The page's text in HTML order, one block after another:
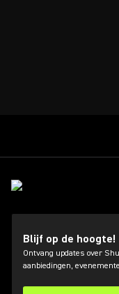
Blijf op de hoogte!
Ontvang updates over
aanbiedingen,